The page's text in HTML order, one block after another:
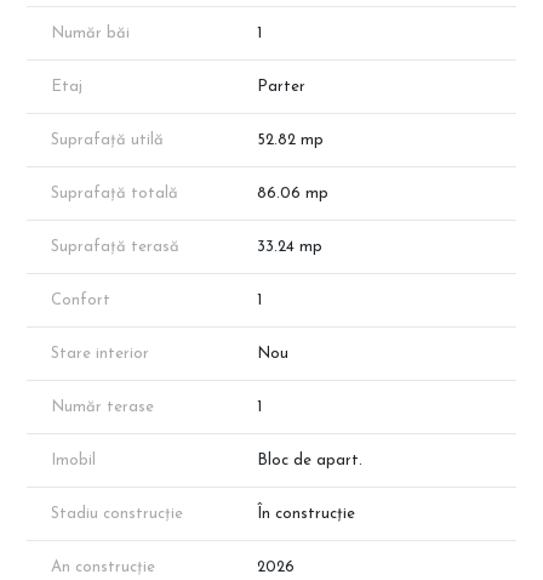
Finisaje Premium: Aveți libertatea de a alege finisajele pentru a vă
personaliza viitorul cămin.
Teclu și hub-ul comercial Pallady (IKEA, Leroy Merlin, Auchan,
Preț: 103.306 € + TVA.
peste 1000 de apartamente în zona Pallady, disponibile direct de
la dezvoltator.
📞 Programează o vizionare cu reprezentantul nostru și profită de
această configurație rară cu terasă generoasă!
Imaginile au rol de prezentare.
Disponibilitatea proprietăților poate varia în funcție de vânzări.
Suprafața exactă va reieși în urma măsurătorilor cadastrale finale.
Număr băi 1
Etaj Parter
Suprafață utilă 52.82 mp
Suprafață totală 86.06 mp
Suprafață terasă 33.24 mp
Confort 1
Stare interior Nou
Număr terase 1
Imobil Bloc de apart.
Stadiu construcție În construcție
An construcție 2026